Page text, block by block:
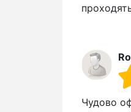
Чудово